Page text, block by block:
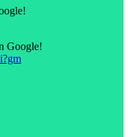
Google!